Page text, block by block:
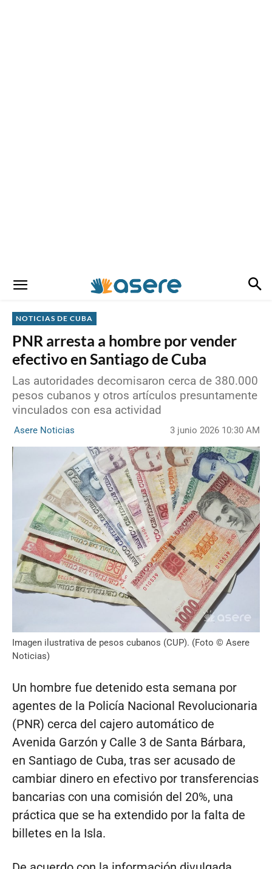
NOTICIAS DE CUBA
PNR arresta a hombre por vender
efectivo en Santiago de Cuba
Las autoridades decomisaron cerca de 380.000
pesos cubanos y otros artículos presuntamente
vinculados con esa actividad
Asere Noticias 3 junio 2026 10:30 AM
Imagen ilustrativa de pesos cubanos (CUP). (Foto © Asere
Noticias)
Un hombre fue detenido esta semana por
agentes de la Policía Nacional Revolucionaria
(PNR) cerca del cajero automático de
Avenida Garzón y Calle 3 de Santa Bárbara,
en Santiago de Cuba, tras ser acusado de
cambiar dinero en efectivo por transferencias
bancarias con una comisión del 20%, una
práctica que se ha extendido por la falta de
billetes en la Isla.